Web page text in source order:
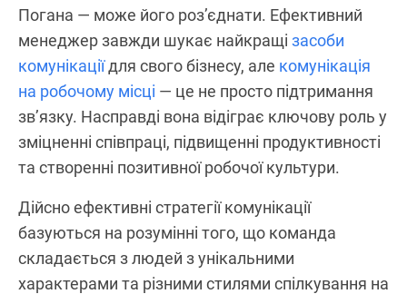
Погана — може його роз’єднати. Ефективний
менеджер завжди шукає найкращі засоби
комунікаціїдля свого бізнесу, але комунікація
на робочому місці — це не просто підтримання
зв’язку. Насправді вона відіграє ключову роль у
зміцненні співпраці, підвищенні продуктивності
та створенні позитивної робочої культури.
Дійсно ефективні стратегії комунікації
базуються на розумінні того, що команда
складається з людей з унікальними
характерами та різними стилями спілкування на